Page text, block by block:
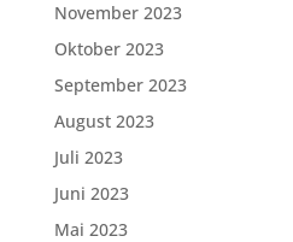
November 2023
Oktober 2023
September 2023
August 2023
Juli 2023
Juni 2023
Mai 2023